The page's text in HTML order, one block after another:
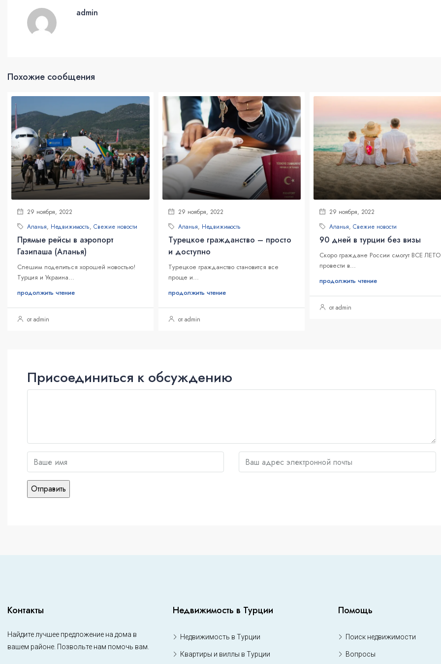
admin
Похожие сообщения
29 ноября, 2022
Аланья, Недвижимость, Свежие новости
Прямые рейсы в аэропорт
Газипаша (Аланья)
Спешим поделиться хорошей новостью!
Турция и Украина...
продолжить чтение
от admin
29 ноября, 2022
Аланья, Недвижимость
Турецкое гражданство – просто
и доступно
Турецкое гражданство становится все
проще и...
продолжить чтение
от admin
29 ноября, 2022
Аланья, Свежие новости
90 дней в турции без визы
Скоро граждане России смогут ВСЕ ЛЕТО
провести в...
продолжить чтение
от admin
Присоединиться к обсуждению
Контакты
Найдите лучшее предложение на дома в
вашем районе. Позвольте нам помочь вам.
Недвижимость в Турции
Недвижимость в Турции
Квартиры и виллы в Турции
Помощь
Поиск недвижимости
Вопросы